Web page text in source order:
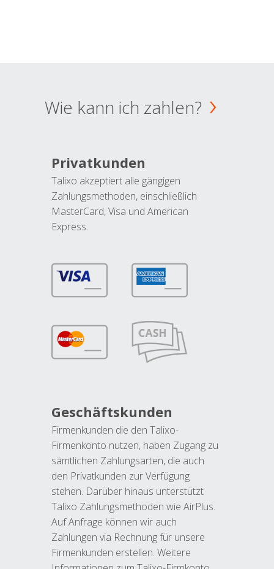
Wie kann ich zahlen?
Privatkunden
Talixo akzeptiert alle gängigen
Zahlungsmethoden, einschließlich
MasterCard, Visa und American
Express.
Geschäftskunden
Firmenkunden die den Talixo-
Firmenkonto nutzen, haben Zugang zu
sämtlichen Zahlungsarten, die auch
den Privatkunden zur Verfügung
stehen. Darüber hinaus unterstützt
Talixo Zahlungsmethoden wie AirPlus.
Auf Anfrage können wir auch
Zahlungen via Rechnung für unsere
Firmenkunden erstellen. Weitere